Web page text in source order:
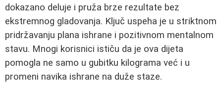
dokazano deluje i pruža brze rezultate bez
ekstremnog gladovanja. Ključ uspeha je u striktnom
pridržavanju plana ishrane i pozitivnom mentalnom
stavu. Mnogi korisnici ističu da je ova dijeta
pomogla ne samo u gubitku kilograma već i u
promeni navika ishrane na duže staze.